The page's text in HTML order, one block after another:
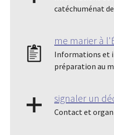
catéchuménat
me marier à
Informations et
préparation au
signaler un
Contact et